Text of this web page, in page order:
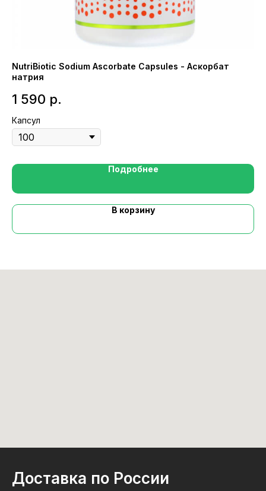
NutriBiotic Sodium Ascorbate Capsules - Аскорбат
натрия
1 590 р.
Капсул
Подробнее
В корзину
Доставка по России